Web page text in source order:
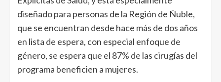
diseñado para personas de la Región de Ñuble,
que se encuentran desde hace más de dos años
en lista de espera, con especial enfoque de
género, se espera que el 87% de las cirugías del
programa beneficien a mujeres.